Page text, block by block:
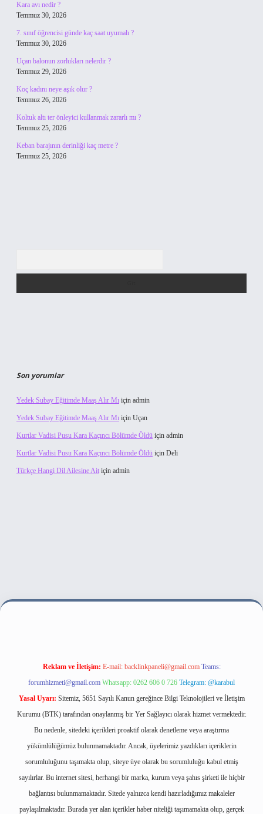
Kara avı nedir ?
Temmuz 30, 2026
7. sınıf öğrencisi günde kaç saat uyumalı ?
Temmuz 30, 2026
Uçan balonun zorlukları nelerdir ?
Temmuz 29, 2026
Koç kadını neye aşık olur ?
Temmuz 26, 2026
Koltuk altı ter önleyici kullanmak zararlı mı ?
Temmuz 25, 2026
Keban barajının derinliği kaç metre ?
Temmuz 25, 2026
Son yorumlar
Yedek Subay Eğitimde Maaş Alır Mı için admin
Yedek Subay Eğitimde Maaş Alır Mı için Uçan
Kurtlar Vadisi Pusu Kara Kaçıncı Bölümde Öldü için admin
Kurtlar Vadisi Pusu Kara Kaçıncı Bölümde Öldü için Deli
Türkçe Hangi Dil Ailesine Ait için admin
bahis sitesi
Reklam ve İletişim: E-mail: backlinkpaneli@gmail.com Teams:
forumhizmeti@gmail.com Whatsapp: 0262 606 0 726 Telegram: @karabul
Yasal Uyarı: Sitemiz, 5651 Sayılı Kanun gereğince Bilgi Teknolojileri ve İletişim
Kurumu (BTK) tarafından onaylanmış bir Yer Sağlayıcı olarak hizmet vermektedir.
Bu nedenle, sitedeki içerikleri proaktif olarak denetleme veya araştırma
yükümlülüğümüz bulunmamaktadır. Ancak, üyelerimiz yazdıkları içeriklerin
sorumluluğunu taşımakta olup, siteye üye olarak bu sorumluluğu kabul etmiş
sayılırlar. Bu internet sitesi, herhangi bir marka, kurum veya şahıs şirketi ile hiçbir
bağlantısı bulunmamaktadır. Sitede yalnızca kendi hazırladığımız makaleler
paylaşılmaktadır. Burada yer alan içerikler haber niteliği taşımamakta olup, gerçek